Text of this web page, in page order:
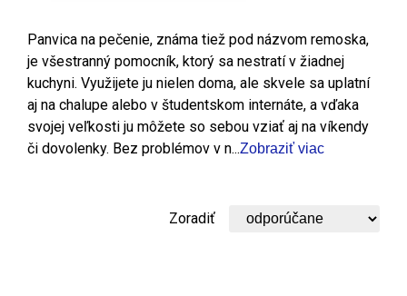
Panvica na pečenie, známa tiež pod názvom remoska,
je všestranný pomocník, ktorý sa nestratí v žiadnej
kuchyni. Využijete ju nielen doma, ale skvele sa uplatní
aj na chalupe alebo v študentskom internáte, a vďaka
svojej veľkosti ju môžete so sebou vziať aj na víkendy
či dovolenky. Bez problémov v n...Zobraziť viac
Zoradiť